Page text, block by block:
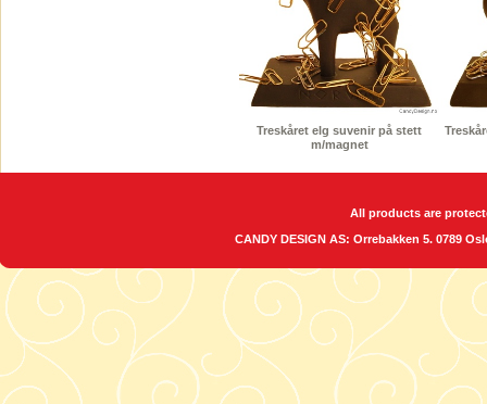
Treskåret elg suvenir på stett
m/magnet
All products are
CANDY DESIGN AS: Orrebakken 5. 0789